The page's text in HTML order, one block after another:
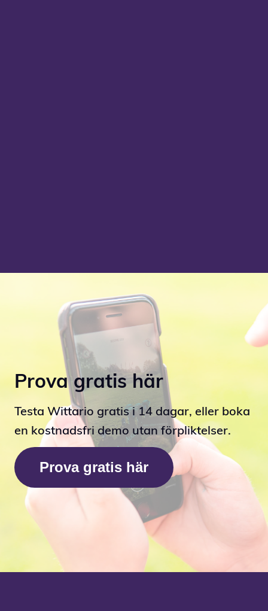
Prova gratis här
Testa Wittario gratis i 14 dagar, eller boka
en kostnadsfri demo utan förpliktelser.
Prova gratis här